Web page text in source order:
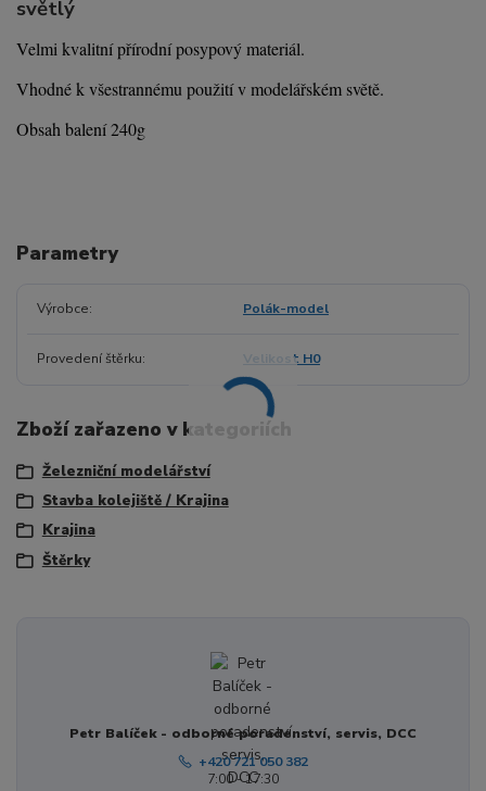
světlý
Velmi kvalitní přírodní posypový materiál.
Vhodné k všestrannému použití v modelářském světě.
Obsah balení 240g
Parametry
Výrobce Polák-model
Provedení štěrku Velikost H0
Zboží zařazeno v kategoriích
Železniční modelářství
Stavba kolejiště / Krajina
Krajina
Štěrky
Petr Balíček - odborné poradenství, servis, DCC
+420 721 050 382
7:00 - 17:30